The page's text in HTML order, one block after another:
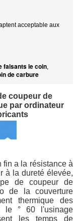
acceptable aux
faisants le coin,
de carbure
coupeur de
par ordinateur
fin a la résistance à
à la dureté élevée,
de coupeur de
de la couverture
thermique des
le ° 60 l'usinage
les temps de